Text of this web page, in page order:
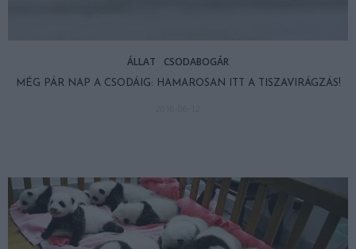
ÁLLAT CSODABOGÁR
MÉG PÁR NAP A CSODÁIG: HAMAROSAN ITT A TISZAVIRÁGZÁS!